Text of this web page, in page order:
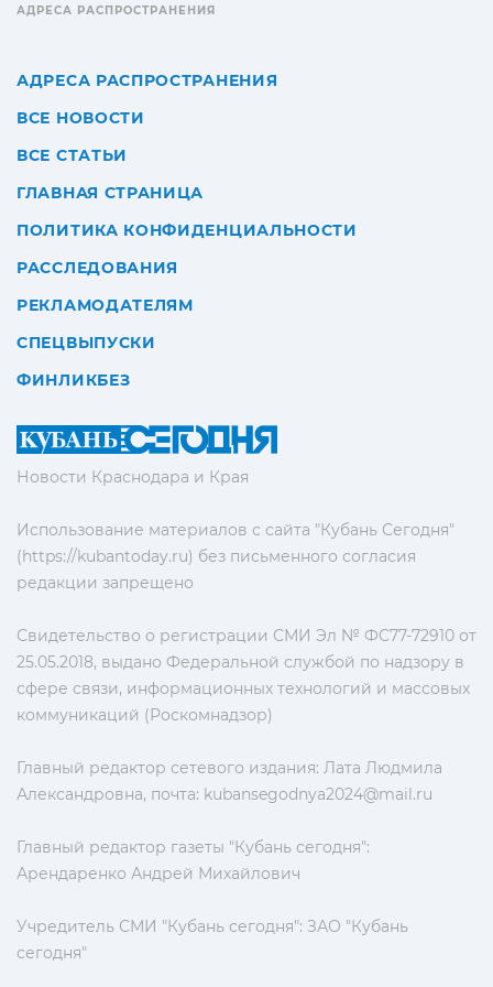
Новости Краснодара и Края
Использование материалов с сайта "Кубань Сегодня"
(https://kubantoday.ru) без письменного согласия
редакции запрещено
Свидетельство о регистрации СМИ Эл № ФС77-72910 от
25.05.2018, выдано Федеральной службой по надзору в
сфере связи, информационных технологий и массовых
коммуникаций (Роскомнадзор)
Главный редактор сетевого издания: Лата Людмила
Александровна, почта: kubansegodnya2024@mail.ru
Главный редактор газеты "Кубань сегодня":
Арендаренко Андрей Михайлович
Учредитель СМИ "Кубань сегодня": ЗАО "Кубань
сегодня"
АДРЕСА РАСПРОСТРАНЕНИЯ
АДРЕСА РАСПРОСТРАНЕНИЯ
ВСЕ НОВОСТИ
ВСЕ СТАТЬИ
ГЛАВНАЯ СТРАНИЦА
ПОЛИТИКА КОНФИДЕНЦИАЛЬНОСТИ
РАССЛЕДОВАНИЯ
РЕКЛАМОДАТЕЛЯМ
СПЕЦВЫПУСКИ
ФИНЛИКБЕЗ